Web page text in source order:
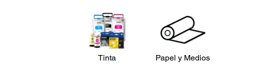
Tinta Papel y Medios